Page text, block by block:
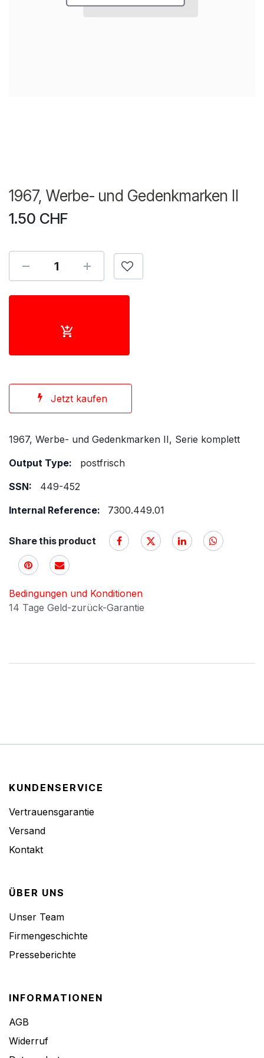
1967, Werbe- und Gedenkmarken II
1.50 CHF
Jetzt kaufen
1967, Werbe- und Gedenkmarken II, Serie komplett
Output Type:
postfrisch
SSN:
449-452
Internal Reference:
7300.449.01
Share this product
Bedingungen und Konditionen
14 Tage Geld-zurück-Garantie
KUNDENSERVICE
Vertrauensgarantie
Versand
Kontakt
ÜBER UNS
Unser Team
Firmengeschichte
Presseberichte
INFORMATIONEN
AGB
Widerruf